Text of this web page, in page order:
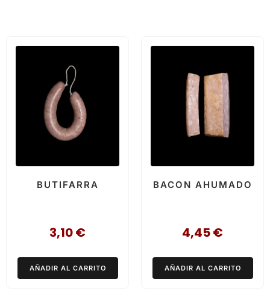
BUTIFARRA
3,10€
AÑADIR AL CARRITO
BACON AHUMADO
4,45€
AÑADIR AL CARRITO